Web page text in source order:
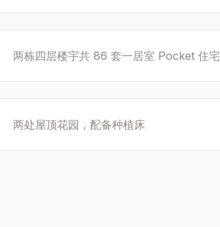
两栋四层楼宇共 86 套一居室 Pocket 住宅
两处屋顶花园，配备种植床